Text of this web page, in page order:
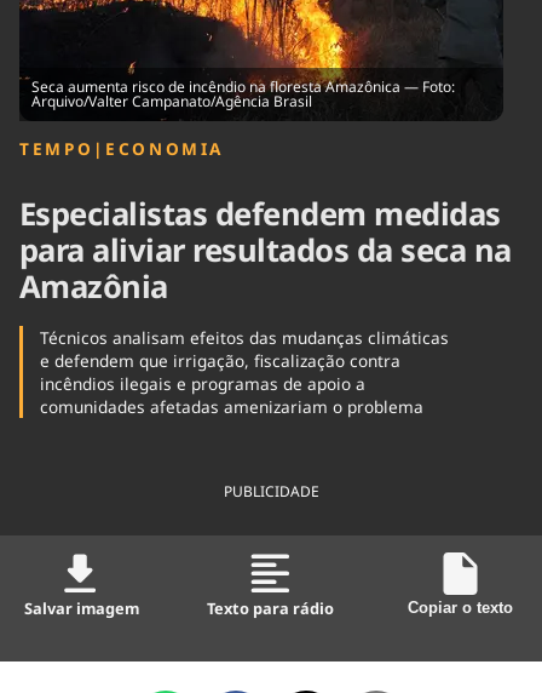
Seca aumenta risco de incêndio na floresta Amazônica — Foto:
Arquivo/Valter Campanato/Agência Brasil
TEMPO | ECONOMIA
Especialistas defendem medidas
para aliviar resultados da seca na
Amazônia
Técnicos analisam efeitos das mudanças climáticas
e defendem que irrigação, fiscalização contra
incêndios ilegais e programas de apoio a
comunidades afetadas amenizariam o problema
PUBLICIDADE
Salvar imagem Texto para rádio Copiar o texto